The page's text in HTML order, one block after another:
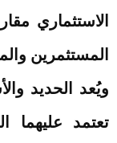
الاستثماري
المستثمرين
ويُعد الحديد
تعتمد عليهما